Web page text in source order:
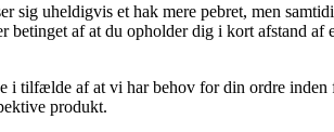
sig uheldigvis et hak mere pebret, men
af at du opholder dig i kort afstand af
i tilfælde af at vi har behov for din ordre inden
produkt.